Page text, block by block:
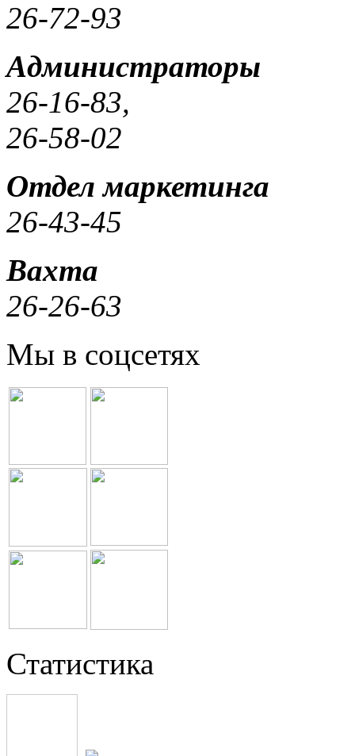
26-72-93
Администраторы
26-16-83,
26-58-02
Отдел маркетинга
26-43-45
Вахта
26-26-63
Мы в соцсетях
Статистика